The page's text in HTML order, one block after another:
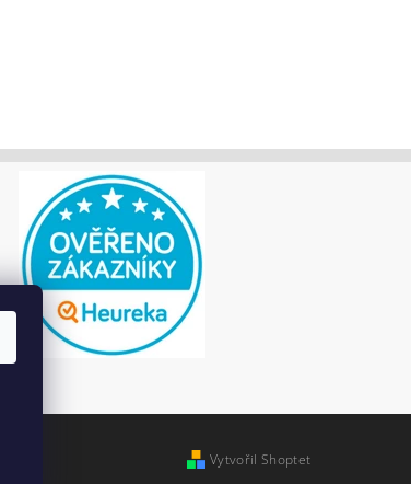
Vytvořil Shoptet